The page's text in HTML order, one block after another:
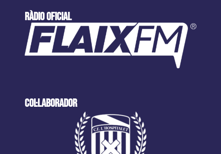
ràdio oficial
col·laborador